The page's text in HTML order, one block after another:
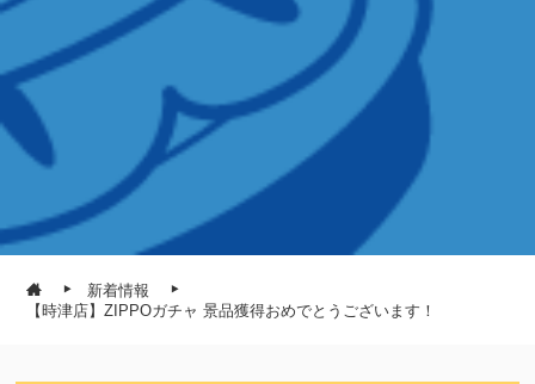
新着情報
【時津店】ZIPPOガチャ 景品獲得おめでとうございます！